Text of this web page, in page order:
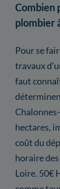
Combien
plombier
Pour se
travaux
faut
hectares,
coût du
horaire
Loire. 50€